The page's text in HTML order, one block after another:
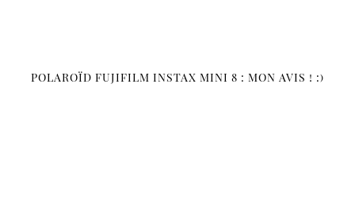
POLAROÏD FUJIFILM INSTAX MINI 8 : MON AVIS ! :)